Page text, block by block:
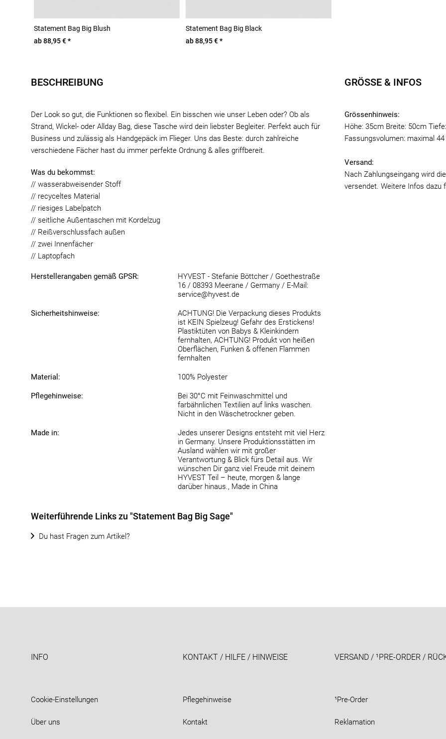
BESCHREIBUNG
Der Look so gut, die Funktionen so flexibel. Ein bisschen wie unser Leben oder? Ob als
Strand, Wickel- oder Allday Bag, diese Tasche wird dein liebster Begleiter. Perfekt auch für
Business und zulässig als Handgepäck im Flieger. Uns das Beste: durch zahlreiche
verschiedene Fächer hast du immer perfekte Ordnung & alles griffbereit.
Was du bekommst:
// wasserabweisender Stoff
// recyceltes Material
// riesiges Labelpatch
// seitliche Außentaschen mit Kordelzug
// Reißverschlussfach außen
// zwei Innenfächer
// Laptopfach
Herstellerangaben gemäß GPSR:
HYVEST - Stefanie Böttcher / Goethestraße
16 / 08393 Meerane / Germany / E-Mail:
service@hyvest.de
Sicherheitshinweise:
ACHTUNG! Die Verpackung dieses Produkts
ist KEIN Spielzeug! Gefahr des Erstickens!
Plastiktüten von Babys & Kleinkindern
fernhalten, ACHTUNG! Produkt von heißen
Oberflächen, Funken & offenen Flammen
fernhalten
Material: 100% Polyester
Pflegehinweise:
Bei 30°C mit Feinwaschmittel und
farbähnlichen Textilien auf links waschen.
Nicht in den Wäschetrockner geben.
Made in:
Jedes unserer Designs entsteht mit viel Herz
in Germany. Unsere Produktionsstätten im
Ausland wählen wir mit großer
Verantwortung & Blick fürs Detail aus. Wir
wünschen Dir ganz viel Freude mit deinem
HYVEST Teil – heute, morgen & lange
darüber hinaus., Made in China
Weiterführende Links zu "Statement Bag Big Sage"
Du hast Fragen zum Artikel?
GRÖSSE & INFOS
Grössenhinweis:
Höhe: 35cm Breite: 50cm
Fassungsvolumen: maximal
Versand:
Nach Zahlungseingang wird
versendet. Weitere Infos dazu
Statement Bag Big Blush
ab 88,95 € *
Statement Bag Big Black
ab 88,95 € *
INFO
Cookie-Einstellungen
Über uns
KONTAKT / HILFE / HINWEISE
Pflegehinweise
Kontakt
VERSAND / ¹PRE-ORDER /
¹Pre-Order
Reklamation